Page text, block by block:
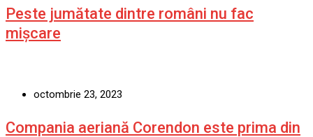
Peste jumătate dintre români nu fac
mișcare
octombrie 23, 2023
Compania aeriană Corendon este prima din